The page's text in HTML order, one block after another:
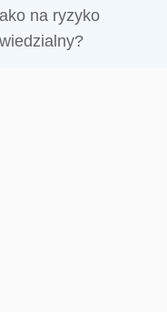
na ryzyko